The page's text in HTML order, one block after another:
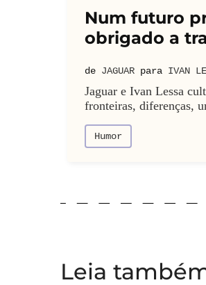
Num futuro
obrigado a
de JAGUAR para IVAN
Jaguar e Ivan Lessa
fronteiras, diferenças,
Humor
Leia